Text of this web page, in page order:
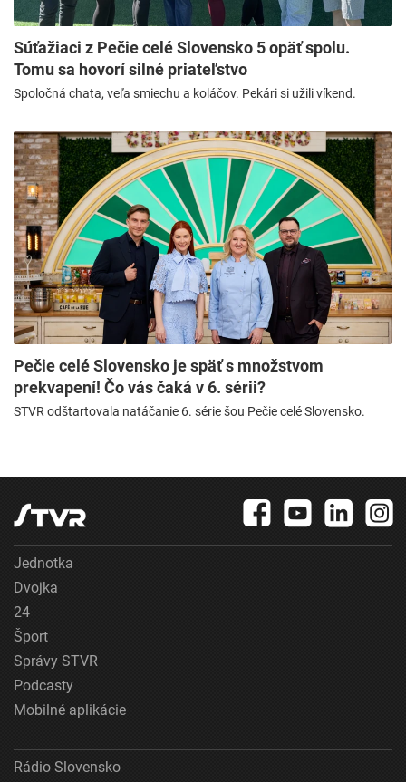
Súťažiaci z Pečie celé Slovensko 5 opäť spolu.
Tomu sa hovorí silné priateľstvo
Spoločná chata, veľa smiechu a koláčov. Pekári si užili víkend.
Pečie celé Slovensko je späť s množstvom
prekvapení! Čo vás čaká v 6. sérii?
STVR odštartovala natáčanie 6. série šou Pečie celé Slovensko.
Jednotka
Dvojka
24
Šport
Správy STVR
Podcasty
Mobilné aplikácie
Rádio Slovensko